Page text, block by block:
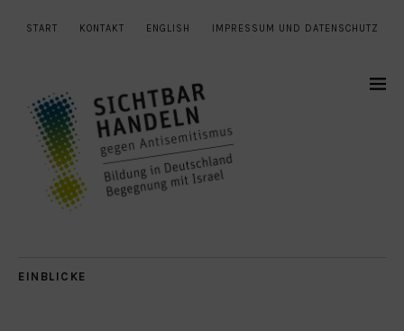
START KONTAKT ENGLISH IMPRESSUM UND DATENSCHUTZ
EINBLICKE